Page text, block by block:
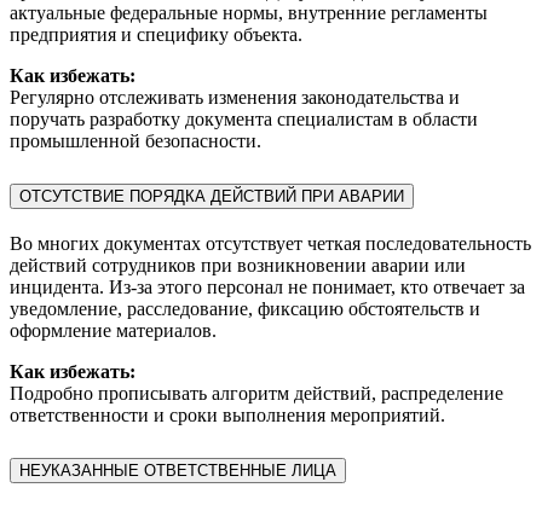
актуальные федеральные нормы, внутренние регламенты
предприятия и специфику объекта.
Как избежать:
Регулярно отслеживать изменения законодательства и
поручать разработку документа специалистам в области
промышленной безопасности.
ОТСУТСТВИЕ ПОРЯДКА ДЕЙСТВИЙ ПРИ АВАРИИ
Во многих документах отсутствует четкая последовательность
действий сотрудников при возникновении аварии или
инцидента. Из-за этого персонал не понимает, кто отвечает за
уведомление, расследование, фиксацию обстоятельств и
оформление материалов.
Как избежать:
Подробно прописывать алгоритм действий, распределение
ответственности и сроки выполнения мероприятий.
НЕУКАЗАННЫЕ ОТВЕТСТВЕННЫЕ ЛИЦА